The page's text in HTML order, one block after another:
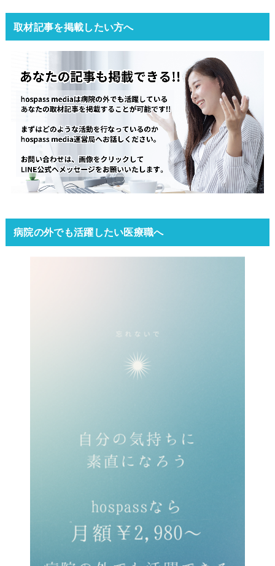
取材記事を掲載したい方へ
病院の外でも活躍したい医療職へ